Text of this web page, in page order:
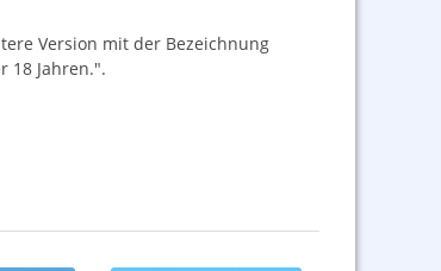
Version mit der Bezeichnung
18 Jahren.".